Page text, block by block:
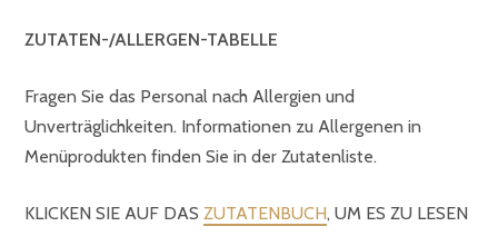
ZUTATEN-/ALLERGEN-TABELLE
Fragen Sie das Personal nach Allergien und
Unverträglichkeiten. Informationen zu Allergenen in
Menüprodukten finden Sie in der Zutatenliste.
KLICKEN SIE AUF DAS ZUTATENBUCH, UM ES ZU LESEN